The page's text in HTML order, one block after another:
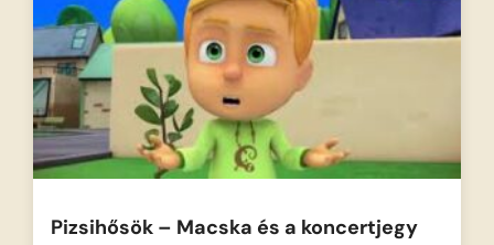
Pizsihősök – Macska és a koncertjegy